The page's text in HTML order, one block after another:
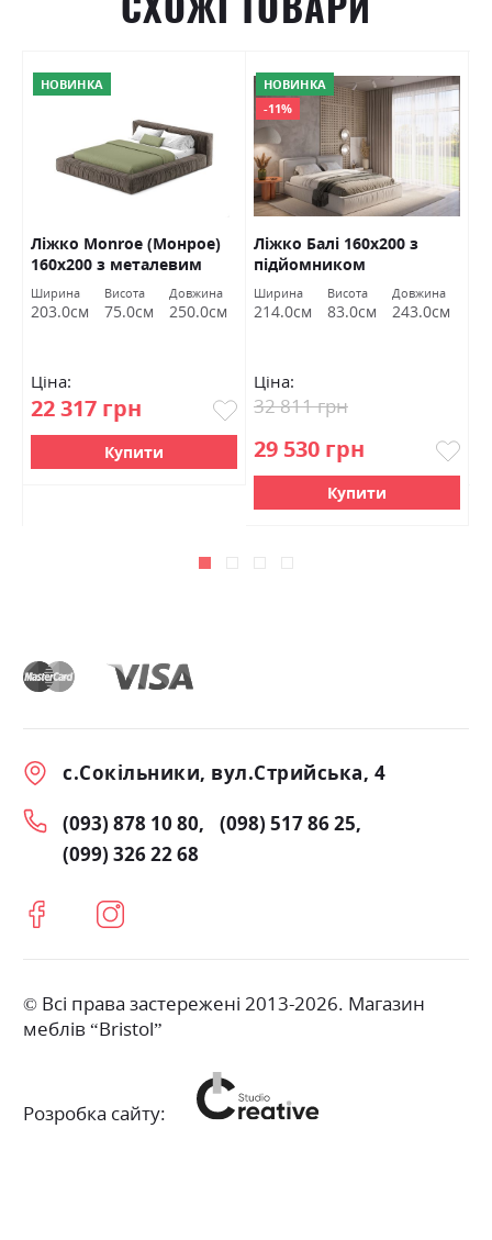
НОВИНКА
Ліжко Monroe (Монрое)
160х200 з металевим
каркасом VINADI
Ширина
203.0см
Висота
75.0см
Довжина
250.0см
Ціна:
22 317 грн
Купити
НОВИНКА
-11%
Ліжко Балі 160х200 з
підйомником
Ширина
214.0см
Висота
83.0см
Довжина
243.0см
Ціна:
29 530 грн
32 811 грн
Купити
с.Сокільники, вул.Стрийська, 4
(093) 878 10 80
(098) 517 86 25
(099) 326 22 68
© Всі права застережені 2013-2026. Магазин
меблів “Bristol”
Розробка сайту: